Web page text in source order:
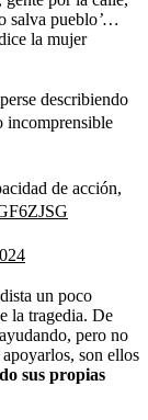
salva pueblo’…
la mujer
describiendo
incomprensible
de acción,
un poco
la tragedia. De
pero no
son ellos
sus propias